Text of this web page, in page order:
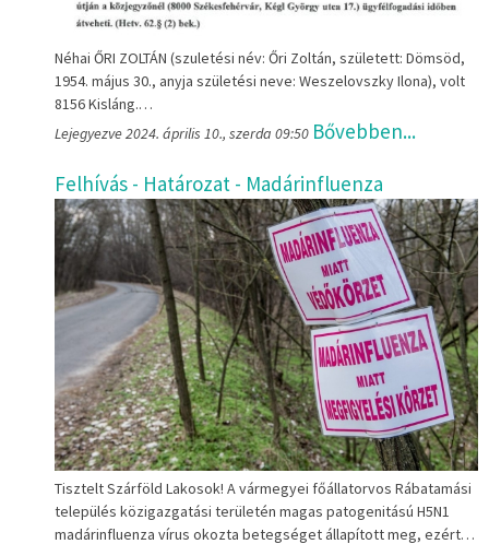
Néhai ŐRI ZOLTÁN (szuletési név: Őri Zoltán, született: Dömsöd,
1954. május 30., anyja születési neve: Weszelovszky Ilona), volt
8156 Kisláng.…
Lejegyezve 2024. április 10., szerda 09:50 Bővebben...
Felhívás - Határozat - Madárinfluenza
Tisztelt Szárföld Lakosok! A vármegyei főállatorvos Rábatamási
település közigazgatási területén magas patogenitású H5N1
madárinfluenza vírus okozta betegséget állapított meg, ezért…